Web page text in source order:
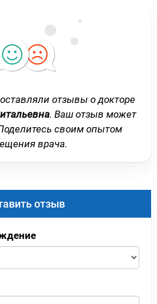
отзывы о докторе
. Ваш отзыв может
своим опытом
врача.
отзыв